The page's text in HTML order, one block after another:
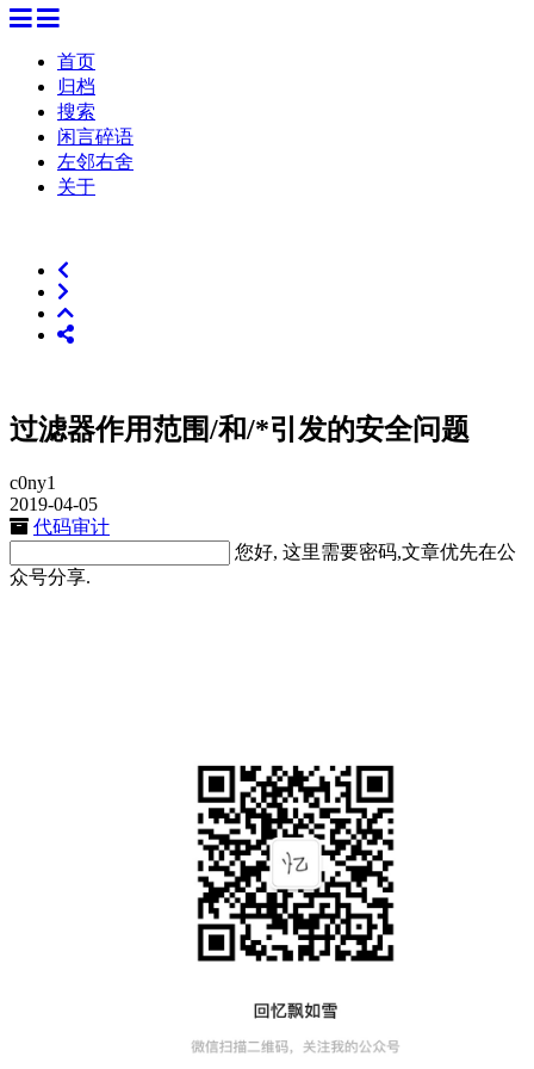
首页
归档
搜索
闲言碎语
左邻右舍
关于
过滤器作用范围/和/*引发的安全问题
c0ny1
2019-04-05
代码审计
您好, 这里需要密码,文章优先在公
众号分享.